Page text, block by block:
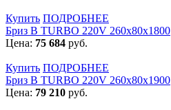
Купить ПОДРОБНЕЕ
Бриз В TURBO 220V 260х80х1800
Цена: 75 684 руб.
Купить ПОДРОБНЕЕ
Бриз В TURBO 220V 260х80х1900
Цена: 79 210 руб.